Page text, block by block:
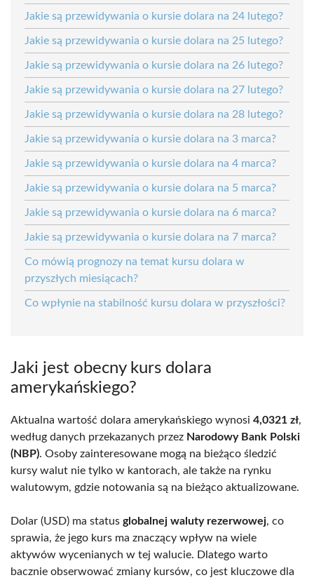
Jakie są przewidywania o kursie dolara na 24 lutego?
Jakie są przewidywania o kursie dolara na 25 lutego?
Jakie są przewidywania o kursie dolara na 26 lutego?
Jakie są przewidywania o kursie dolara na 27 lutego?
Jakie są przewidywania o kursie dolara na 28 lutego?
Jakie są przewidywania o kursie dolara na 3 marca?
Jakie są przewidywania o kursie dolara na 4 marca?
Jakie są przewidywania o kursie dolara na 5 marca?
Jakie są przewidywania o kursie dolara na 6 marca?
Jakie są przewidywania o kursie dolara na 7 marca?
Co mówią prognozy na temat kursu dolara w
przyszłych miesiącach?
Co wpłynie na stabilność kursu dolara w przyszłości?
Jaki jest obecny kurs dolara
amerykańskiego?
Aktualna wartość dolara amerykańskiego wynosi 4,0321 zł,
według danych przekazanych przez Narodowy Bank Polski
(NBP). Osoby zainteresowane mogą na bieżąco śledzić
kursy walut nie tylko w kantorach, ale także na rynku
walutowym, gdzie notowania są na bieżąco aktualizowane.
Dolar (USD) ma status globalnej waluty rezerwowej, co
sprawia, że jego kurs ma znaczący wpływ na wiele
aktywów wycenianych w tej walucie. Dlatego warto
bacznie obserwować zmiany kursów, co jest kluczowe dla